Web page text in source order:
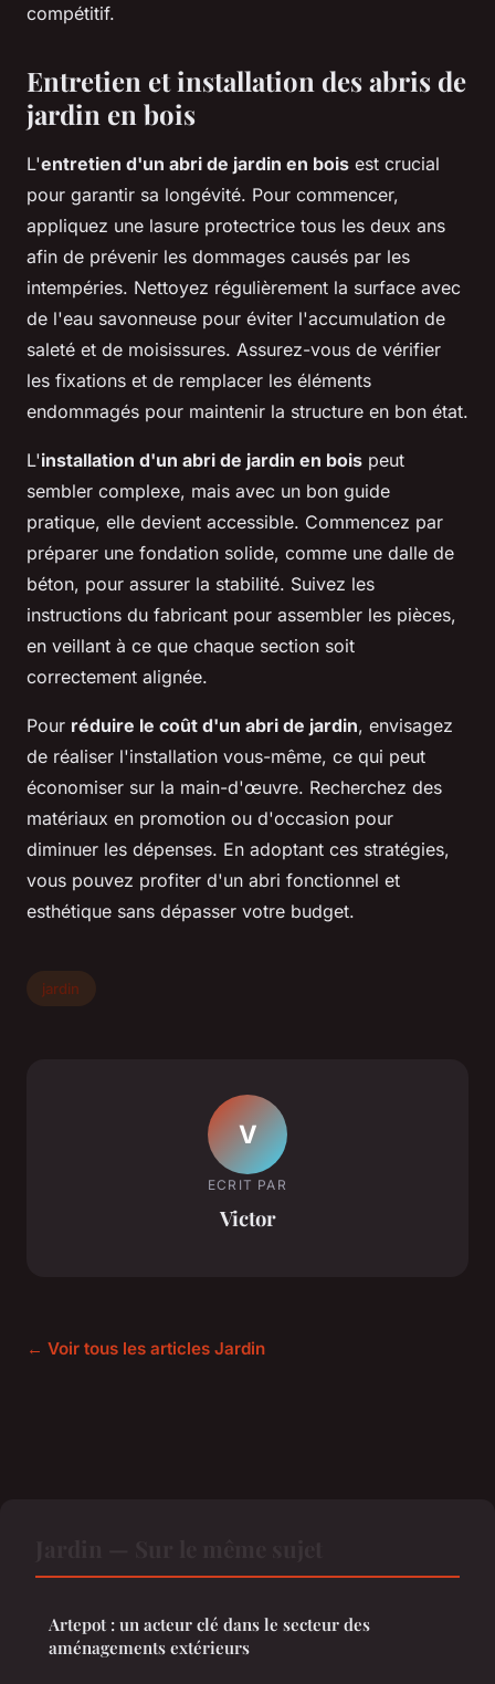
compétitif.
Entretien et installation des abris de
jardin en bois
L'entretien d'un abri de jardin en bois est crucial
pour garantir sa longévité. Pour commencer,
appliquez une lasure protectrice tous les deux ans
afin de prévenir les dommages causés par les
intempéries. Nettoyez régulièrement la surface avec
de l'eau savonneuse pour éviter l'accumulation de
saleté et de moisissures. Assurez-vous de vérifier
les fixations et de remplacer les éléments
endommagés pour maintenir la structure en bon état.
L'installation d'un abri de jardin en bois peut
sembler complexe, mais avec un bon guide
pratique, elle devient accessible. Commencez par
préparer une fondation solide, comme une dalle de
béton, pour assurer la stabilité. Suivez les
instructions du fabricant pour assembler les pièces,
en veillant à ce que chaque section soit
correctement alignée.
Pour réduire le coût d'un abri de jardin, envisagez
de réaliser l'installation vous-même, ce qui peut
économiser sur la main-d'œuvre. Recherchez des
matériaux en promotion ou d'occasion pour
diminuer les dépenses. En adoptant ces stratégies,
vous pouvez profiter d'un abri fonctionnel et
esthétique sans dépasser votre budget.
jardin
V
ECRIT PAR
Victor
← Voir tous les articles Jardin
Artepot : un acteur clé dans le secteur des
aménagements extérieurs